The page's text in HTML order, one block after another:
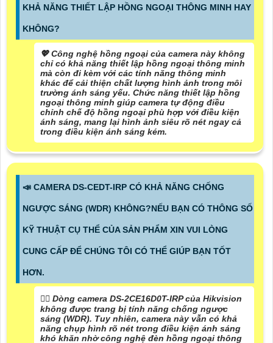
KHẢ NĂNG THIẾT LẬP HỒNG NGOẠI THÔNG MINH HAY
KHÔNG?
💖 Công nghệ hồng ngoại của camera này không
chỉ có khả năng thiết lập hồng ngoại thông minh
mà còn đi kèm với các tính năng thông minh
khác để cải thiện chất lượng hình ảnh trong môi
trường ánh sáng yếu. Chức năng thiết lập hồng
ngoại thông minh giúp camera tự động điều
chỉnh chế độ hồng ngoại phù hợp với điều kiện
ánh sáng, mang lại hình ảnh siêu rõ nét ngay cả
trong điều kiện ánh sáng kém.
📣 CAMERA DS-CEDT-IRP CÓ KHẢ NĂNG CHỐNG
NGƯỢC SÁNG (WDR) KHÔNG?NẾU BẠN CÓ THÔNG SỐ
KỸ THUẬT CỤ THỂ CỦA SẢN PHẨM XIN VUI LÒNG
CUNG CẤP ĐỂ CHÚNG TÔI CÓ THỂ GIÚP BẠN TỐT
HƠN.
🙆‍♀️ Dòng camera DS-2CE16D0T-IRP của Hikvision
không được trang bị tính năng chống ngược
sáng (WDR). Tuy nhiên, camera này vẫn có khả
năng chụp hình rõ nét trong điều kiện ánh sáng
khó khăn nhờ công nghệ đèn hồng ngoại thông